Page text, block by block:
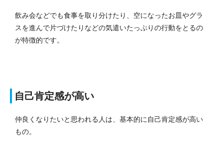
飲み会などでも食事を取り分けたり、空になったお皿やグラ
スを進んで片づけたりなどの気遣いたっぷりの行動をとるの
が特徴的です。
自己肯定感が高い
仲良くなりたいと思われる人は、基本的に自己肯定感が高い
もの。